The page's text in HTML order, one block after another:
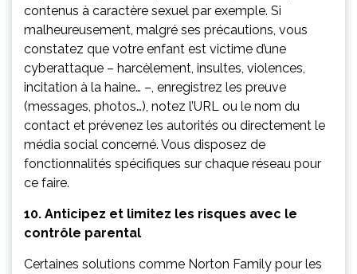
contenus à caractère sexuel par exemple. Si
malheureusement, malgré ses précautions, vous
constatez que votre enfant est victime d’une
cyberattaque – harcèlement, insultes, violences,
incitation à la haine… –, enregistrez les preuve
(messages, photos…), notez l’URL ou le nom du
contact et prévenez les autorités ou directement le
média social concerné. Vous disposez de
fonctionnalités spécifiques sur chaque réseau pour
ce faire.
10. Anticipez et limitez les risques avec le
contrôle parental
Certaines solutions comme Norton Family pour les